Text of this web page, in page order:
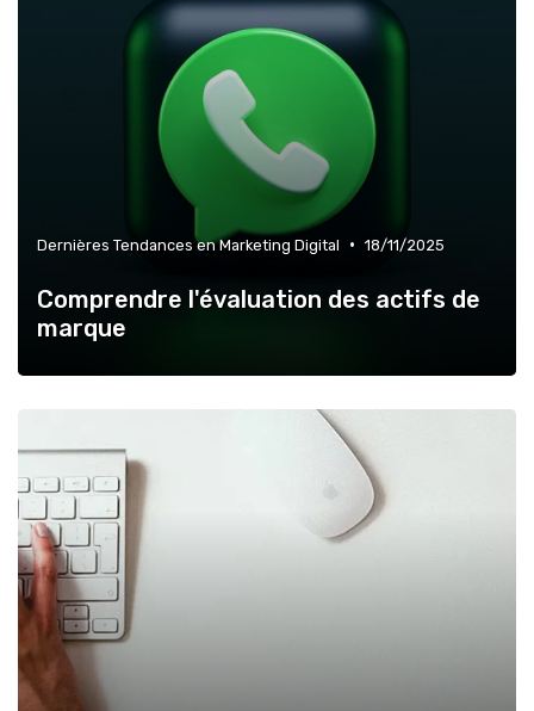
Dernières Tendances en Marketing Digital • 18/11/2025
Comprendre l'évaluation des actifs de
marque